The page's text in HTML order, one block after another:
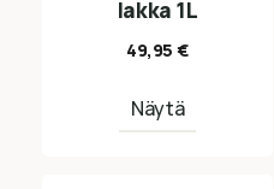
lakka 1L
49,95 €
Näytä